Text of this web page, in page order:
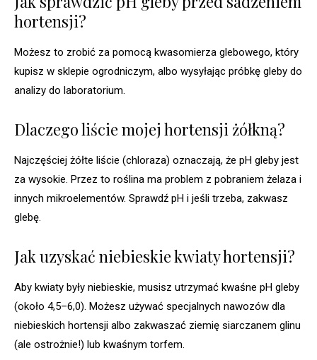
hortensji?
Możesz to zrobić za pomocą kwasomierza glebowego, który
kupisz w sklepie ogrodniczym, albo wysyłając próbkę gleby do
analizy do laboratorium.
Dlaczego liście mojej hortensji żółkną?
Najczęściej żółte liście (chloraza) oznaczają, że pH gleby jest
za wysokie. Przez to roślina ma problem z pobraniem żelaza i
innych mikroelementów. Sprawdź pH i jeśli trzeba, zakwasz
glebę.
Jak uzyskać niebieskie kwiaty hortensji?
Aby kwiaty były niebieskie, musisz utrzymać kwaśne pH gleby
(około 4,5–6,0). Możesz używać specjalnych nawozów dla
niebieskich hortensji albo zakwaszać ziemię siarczanem glinu
(ale ostrożnie!) lub kwaśnym torfem.